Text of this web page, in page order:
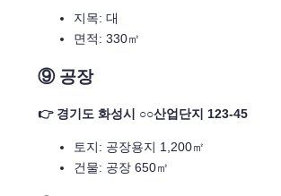
지목: 대
면적: 330㎡
⑨ 공장
👉 경기도 화성시 ○○산업단지 123-45
토지: 공장용지 1,200㎡
건물: 공장 650㎡